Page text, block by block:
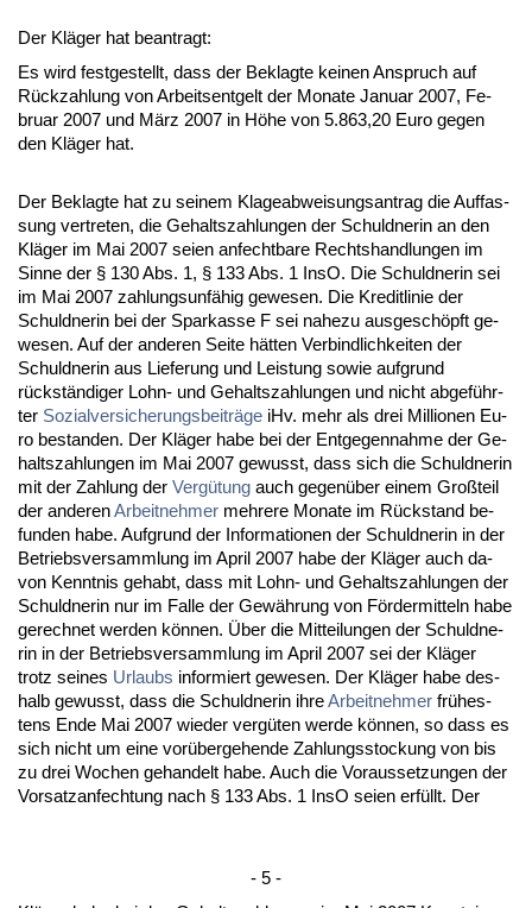
Der Kläger hat be­an­tragt:
Es wird fest­ge­stellt, dass der Be­klag­te kei­nen An­spruch auf
Rück­zah­lung von Ar­beits­ent­gelt der Mo­na­te Ja­nu­ar 2007, Fe­
bru­ar 2007 und März 2007 in Höhe von 5.863,20 Eu­ro ge­gen
den Kläger hat.
Der Be­klag­te hat zu sei­nem Kla­ge­ab­wei­sungs­an­trag die Auf­fas­
sung ver­tre­ten, die Ge­halts­zah­lun­gen der Schuld­ne­rin an den
Kläger im Mai 2007 sei­en an­fecht­ba­re Rechts­hand­lun­gen im
Sin­ne der § 130 Abs. 1, § 133 Abs. 1 In­sO. Die Schuld­ne­rin sei
im Mai 2007 zah­lungs­unfähig ge­we­sen. Die Kre­dit­li­nie der
Schuld­ne­rin bei der Spar­kas­se F sei na­he­zu aus­geschöpft ge­
we­sen. Auf der an­de­ren Sei­te hätten Ver­bind­lich­kei­ten der
Schuld­ne­rin aus Lie­fe­rung und Leis­tung so­wie auf­grund
rückständi­ger Lohn- und Ge­halts­zah­lun­gen und nicht ab­geführ­
ter So­zi­al­ver­si­che­rungs­beiträge iHv. mehr als drei Mil­lio­nen Eu­
ro be­stan­den. Der Kläger ha­be bei der Ent­ge­gen­nah­me der Ge­
halts­zah­lun­gen im Mai 2007 ge­wusst, dass sich die Schuld­ne­rin
mit der Zah­lung der Vergütung auch ge­genüber ei­nem Großteil
der an­de­renAr­beit­neh­mer meh­re­re Mo­na­te im Rück­stand be­
fun­den ha­be. Auf­grund der In­for­ma­tio­nen der Schuld­ne­rin in der
Be­triebs­ver­samm­lung im April 2007 ha­be der Kläger auch da­
von Kennt­nis ge­habt, dass mit Lohn- und Ge­halts­zah­lun­gen der
Schuld­ne­rin nur im Fal­le der Gewährung von Förder­mit­teln ha­be
ge­rech­net wer­den können. Über die Mit­tei­lun­gen der Schuld­ne­
rin in der Be­triebs­ver­samm­lung im April 2007 sei der Kläger
trotz sei­nes Ur­laubs in­for­miert ge­we­sen. Der Kläger ha­be des­
halb ge­wusst, dass die Schuld­ne­rin ih­reAr­beit­neh­mer frühes­
tens En­de Mai 2007 wie­der vergüten wer­de können, so dass es
sich nicht um ei­ne vorüber­ge­hen­de Zah­lungs­sto­ckung von bis
zu drei Wo­chen ge­han­delt ha­be. Auch die Vor­aus­set­zun­gen der
Vor­satz­an­fech­tung nach § 133 Abs. 1 In­sO sei­en erfüllt. Der
- 5 -